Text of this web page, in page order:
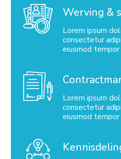
Werving &
Lorem ipsum
consectetur
eiusmod
Lorem ipsum
consectetur
eiusmod